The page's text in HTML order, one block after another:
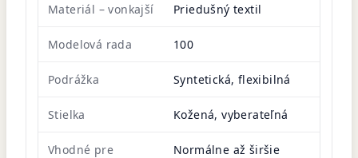
Materiál – vonkajší Priedušný textil
Modelová rada 100
Podrážka Syntetická, flexibilná
Stielka Kožená, vyberateľná
Vhodné pre
Normálne až širšie